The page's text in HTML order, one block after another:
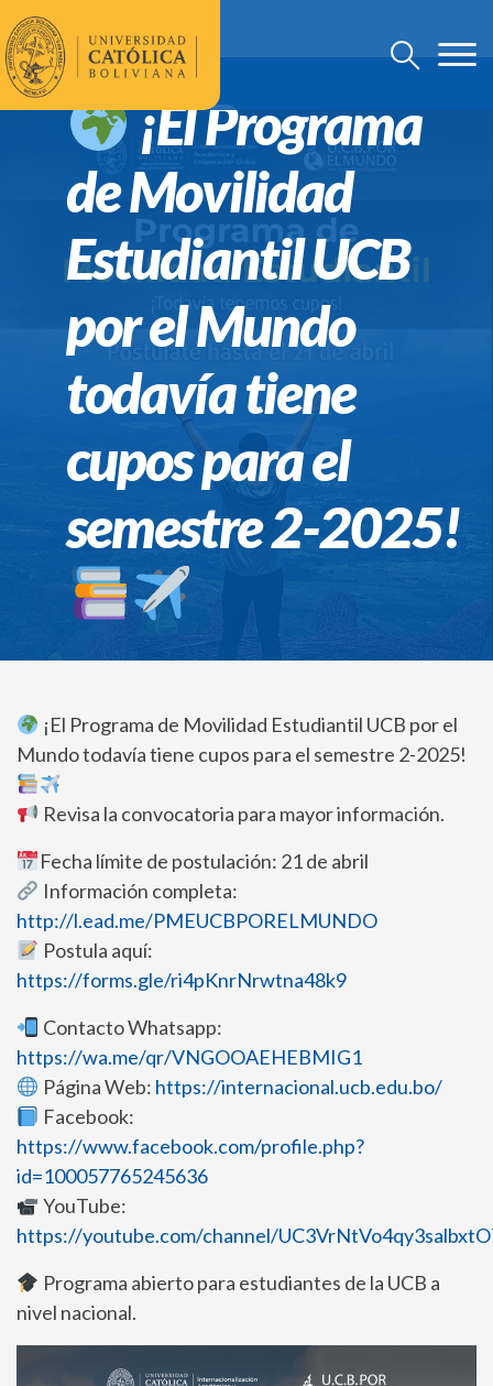
¡El Programa
de Movilidad
Estudiantil UCB
por el Mundo
todavía tiene
cupos para el
semestre 2-2025!
¡El Programa de Movilidad Estudiantil UCB por el
Mundo todavía tiene cupos para el semestre 2-2025!
Revisa la convocatoria para mayor información.
Fecha límite de postulación: 21 de abril
Información completa:
http://l.ead.me/PMEUCBPORELMUNDO
Postula aquí:
https://forms.gle/ri4pKnrNrwtna48k9
Contacto Whatsapp:
https://wa.me/qr/VNGOOAEHEBMIG1
Página Web: https://internacional.ucb.edu.bo/
Facebook:
https://www.facebook.com/profile.php?
id=100057765245636
YouTube:
https://youtube.com/channel/
Programa abierto para estudiantes de la UCB a
nivel nacional.